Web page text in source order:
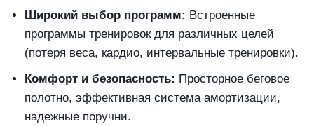
Широкий выбор программ: Встроенные
программы тренировок для различных целей
(потеря веса, кардио, интервальные тренировки).
Комфорт и безопасность: Просторное беговое
полотно, эффективная система амортизации,
надежные поручни.